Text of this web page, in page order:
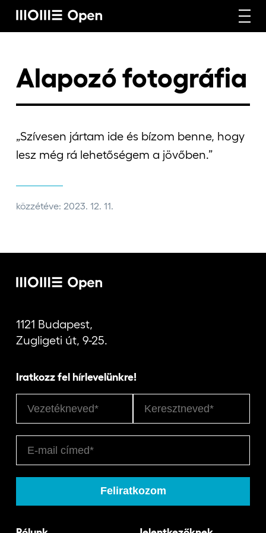
Vállalati képzéseink
Craft képzéseink
Hírek
Alapozó fotográfia
„Szívesen jártam ide és bízom benne, hogy
lesz még rá lehetőségem a jövőben.”
közzétéve: 2023. 12. 11.
1121 Budapest,
Zugligeti út, 9-25.
Iratkozz fel hírlevelünkre!